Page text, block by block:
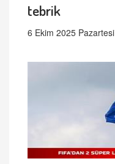
tebrik
6 Ekim 2025 Pazartesi